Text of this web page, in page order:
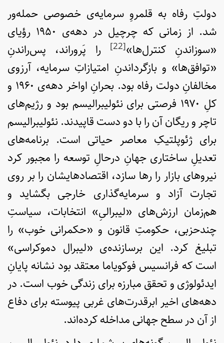
دولتِ رفاه به قلمروِ سرمایه‌ی خصوصی حمله‌ور
شد. از زمانی که چرچیل در دهه‌ی ۱۹۵۰ رؤیای
«سوزاندنِ کنترل‌ها»[22]
را پَروراند، پس‌راندنِ
«توافق‌ها» و بازگرداندنِ امتیازاتِ سرمایه، آرزوی
مخالفانِ دولت رفاه بود. بحرانِ اواخر دهه‌ی ۱۹۶۰ و
کلِ ۱۹۷۰ فرصتی برای نئولیبرالیسم بود و رژیم‌های
تاچر و ریگان آن را با دو دست قاپیدند. نئولیبرالیسم
برای ژئوپلتیکِ معاصر حیاتی است. برنامه‌های
تعدیلِ ساختاری جهانِ درحالِ توسعه را مجبور کرد
نیروهای بازار را رها سازد، اقتصادهایشان را بر روی
تجارت آزاد و سرمایه‌گذاری خارجی بگشاید و
هم‌زمان ارزش‌های «لیبرالیِ» انتخابات، سیاستِ
چندحزبی، حکومتِ قانون و «حکمرانی خوب» را
تبلیغ کرد. این برسازنده‌ی «لیبرال دموکراسی»
است که فرانسیس فوکویاما معتقد بود نشانه پایانِ
ایدئولوژی و تحقق مبارزه برای زندگی خوب است. در
دهه‌های اخیر ابرقدرت‌های غربی پیوسته برای دفاع
از آن در سطح جهانی مداخله کرده‌اند.